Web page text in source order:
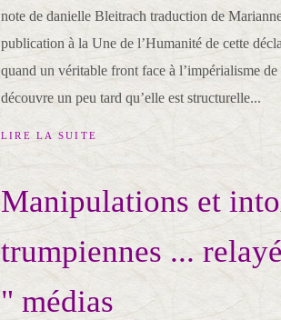
note de danielle Bleitrach traduction de
publication à la Une de l’Humanité de cette
quand un véritable front face à l’impérialisme
découvre un peu tard qu’elle est structurelle...
LIRE LA SUITE
Manipulations et
trumpiennes ...
" médias